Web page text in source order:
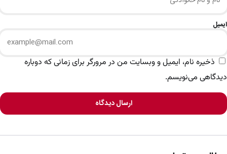
ایمیل
ذخیره نام، ایمیل و وبسایت من در مرورگر برای زمانی که دوباره
دیدگاهی می‌نویسم.
ارسال دیدگاه